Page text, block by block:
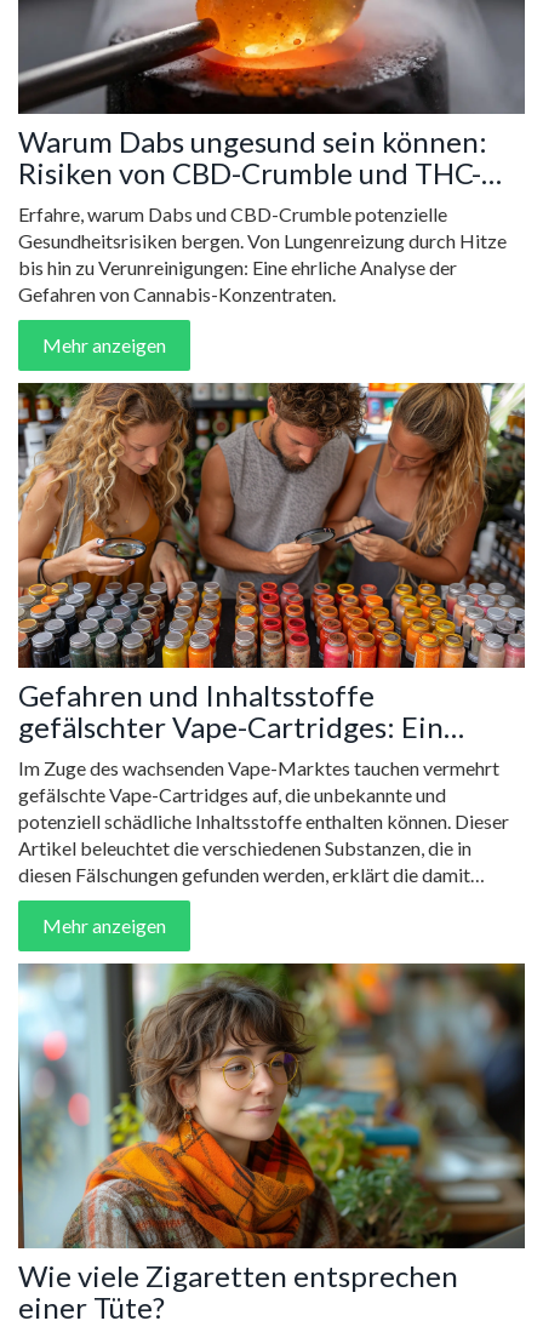
Warum Dabs ungesund sein können:
Risiken von CBD-Crumble und THC-
Konzentraten
Erfahre, warum Dabs und CBD-Crumble potenzielle
Gesundheitsrisiken bergen. Von Lungenreizung durch Hitze
bis hin zu Verunreinigungen: Eine ehrliche Analyse der
Gefahren von Cannabis-Konzentraten.
Mehr anzeigen
Gefahren und Inhaltsstoffe
gefälschter Vape-Cartridges: Ein
ausführlicher Leitfaden
Im Zuge des wachsenden Vape-Marktes tauchen vermehrt
gefälschte Vape-Cartridges auf, die unbekannte und
potenziell schädliche Inhaltsstoffe enthalten können. Dieser
Artikel beleuchtet die verschiedenen Substanzen, die in
diesen Fälschungen gefunden werden, erklärt die damit
verbundenen Gesundheitsrisiken und bietet Tipps zur
Erkennung und Vermeidung solcher Produkte. Unser Ziel ist
es, Aufklärungsarbeit zu leisten und Vape-Nutzerinnen und
Nutzer vor potenziell gefährlichen Produkten zu schützen.
Mehr anzeigen
Wie viele Zigaretten entsprechen
einer Tüte?